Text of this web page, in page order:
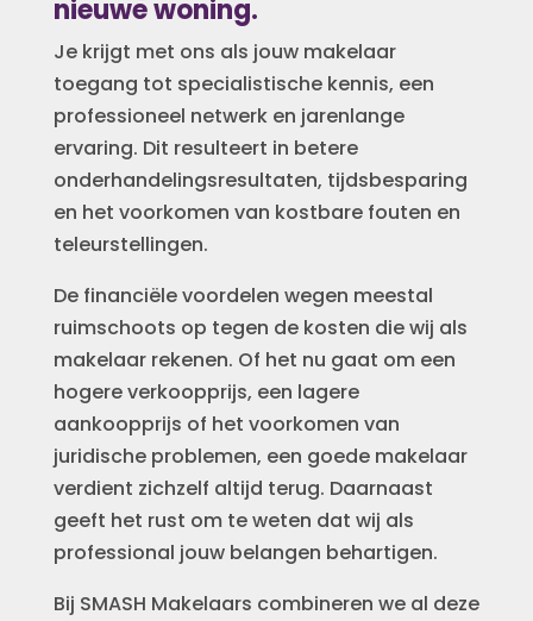
nieuwe woning.
Je krijgt met ons als jouw makelaar
toegang tot specialistische kennis, een
professioneel netwerk en jarenlange
ervaring. Dit resulteert in betere
onderhandelingsresultaten, tijdsbesparing
en het voorkomen van kostbare fouten en
teleurstellingen.
De financiële voordelen wegen meestal
ruimschoots op tegen de kosten die wij als
makelaar rekenen. Of het nu gaat om een
hogere verkoopprijs, een lagere
aankoopprijs of het voorkomen van
juridische problemen, een goede makelaar
verdient zichzelf altijd terug. Daarnaast
geeft het rust om te weten dat wij als
professional jouw belangen behartigen.
Bij SMASH Makelaars combineren we al deze